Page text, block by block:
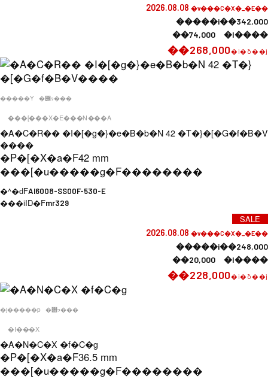
2026.08.08 �v���C�X�_�E��
�����i��342,000
��74,000 �l����
��268,000�i�ō��j
�����Y �݌ɂ���
���[���X�E���N���A
�A�C�R�� �I�[�g�}�e�B�b�N 42 �T�}�[�G�f�B�V
����
�P�[�X�a�F42 mm
���[�u�����g�F��������
�^�ԁFAI6008-SS00F-530-E
���iID�Fmr329
SALE
2026.08.08 �v���C�X�_�E��
�����i��248,000
��20,000 �l����
��228,000�i�ō��j
�j�����p �݌ɂ���
�I���X
�A�N�C�X �f�C�g
�P�[�X�a�F36.5 mm
���[�u�����g�F��������